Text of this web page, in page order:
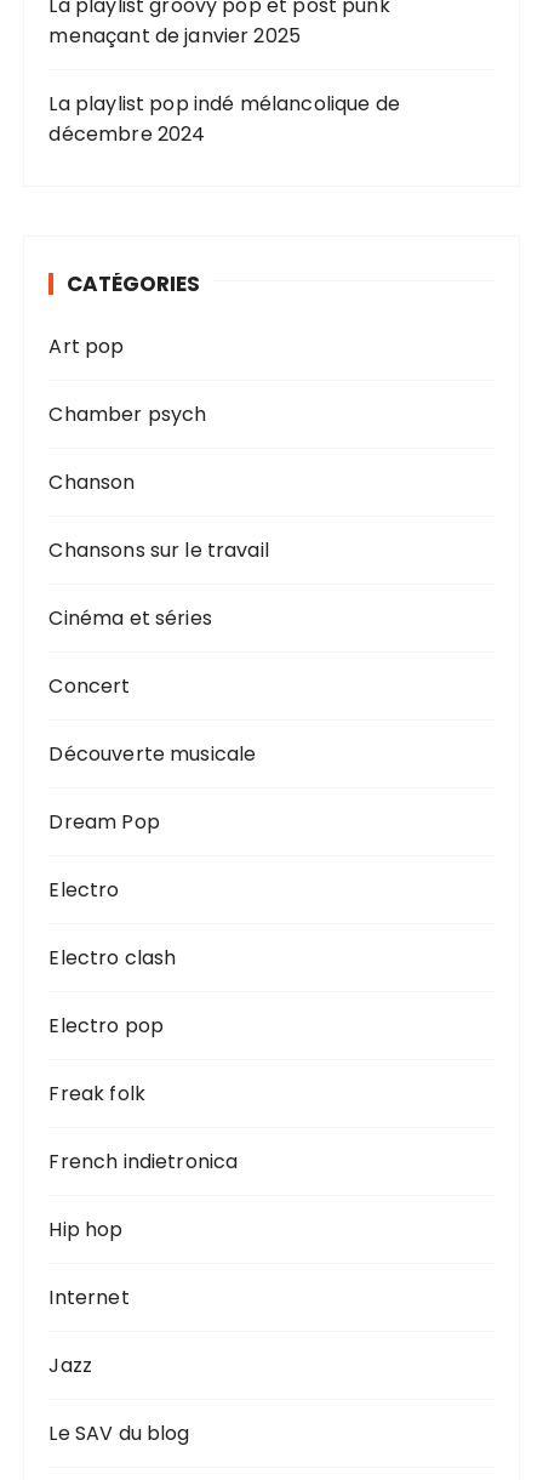
menaçant de janvier 2025
La playlist pop indé mélancolique de
décembre 2024
CATÉGORIES
Art pop
Chamber psych
Chanson
Chansons sur le travail
Cinéma et séries
Concert
Découverte musicale
Dream Pop
Electro
Electro clash
Electro pop
Freak folk
French indietronica
Hip hop
Internet
Jazz
Le SAV du blog